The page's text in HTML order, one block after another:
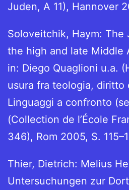
Juden, A 11), Hannover
Soloveitchik, Haym:
the high and late Middle
in: Diego Quaglioni u.a.
usura fra teologia, diritto
Linguaggi a confronto
(Collection de l’École
346), Rom 2005, S.
Thier, Dietrich: Melius
Untersuchungen zur